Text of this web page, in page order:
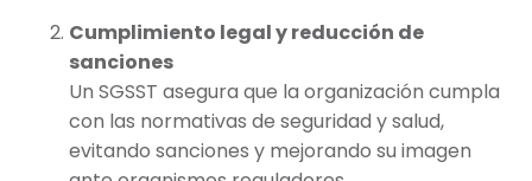
Cumplimiento legal y reducción de
sanciones
Un SGSST asegura que la organización cumpla
con las normativas de seguridad y salud,
evitando sanciones y mejorando su imagen